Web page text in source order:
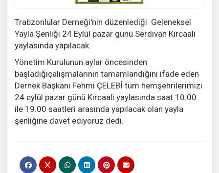
Trabzonlular Derneği'nin düzenlediği Geleneksel
Yayla Şenliği 24 Eylül pazar günü Serdivan Kırcaali
yaylasında yapılacak.
Yönetim Kurulunun aylar öncesinden
başladığıçalışmalarının tamamlandığını ifade eden
Dernek Başkanı Fehmi ÇELEBİ tüm hemşehrilerimizi
24 eylül pazar günü Kırcaali yaylasında saat 10.00
ile 19.00 saatleri arasında yapılacak olan yayla
şenliğine davet ediyoruz dedi.